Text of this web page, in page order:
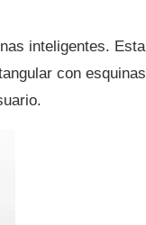
inteligentes. Esta
con esquinas